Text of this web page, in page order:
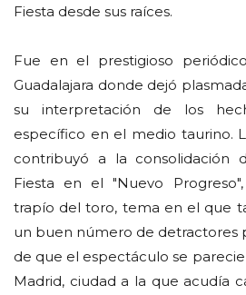
Fiesta desde sus raíces.
Fue en el prestigioso
Guadalajara donde dejó
su interpretación de los
específico en el medio taurino.
contribuyó a la consolidación
Fiesta en el "Nuevo
trapío del toro, tema en el que
un buen número de detractores
de que el espectáculo se
Madrid, ciudad a la que acudía